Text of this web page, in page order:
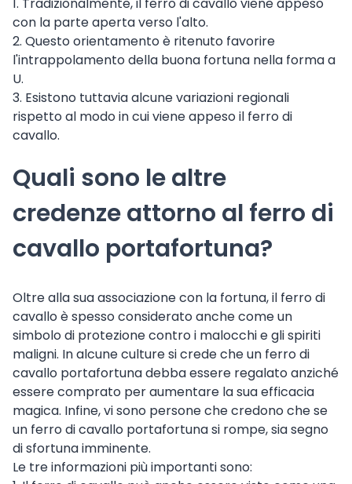
1. Tradizionalmente, il ferro di cavallo viene appeso
con la parte aperta verso l'alto.
2. Questo orientamento è ritenuto favorire
l'intrappolamento della buona fortuna nella forma a
U.
3. Esistono tuttavia alcune variazioni regionali
rispetto al modo in cui viene appeso il ferro di
cavallo.
Quali sono le altre
credenze attorno al ferro di
cavallo portafortuna?
Oltre alla sua associazione con la fortuna, il ferro di
cavallo è spesso considerato anche come un
simbolo di protezione contro i malocchi e gli spiriti
maligni. In alcune culture si crede che un ferro di
cavallo portafortuna debba essere regalato anziché
essere comprato per aumentare la sua efficacia
magica. Infine, vi sono persone che credono che se
un ferro di cavallo portafortuna si rompe, sia segno
di sfortuna imminente.
Le tre informazioni più importanti sono: